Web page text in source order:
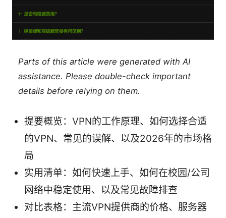
Parts of this article were generated with AI
assistance. Please double-check important
details before relying on them.
提要概览：VPN的工作原理、如何选择合适
的VPN、常见的误解、以及2026年的市场格
局
实用清单：如何快速上手、如何在校园/公司
网络中稳定使用、以及常见故障排查
对比表格：主流VPN提供商的价格、服务器